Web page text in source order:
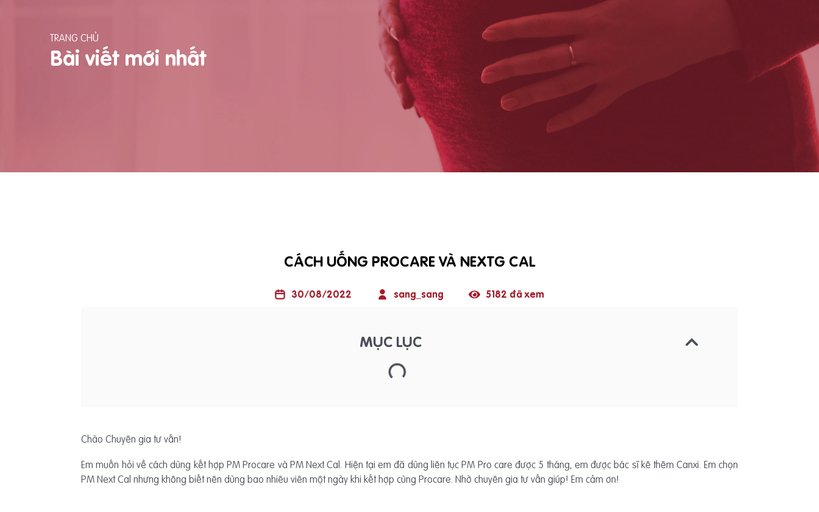
TRANG CHỦ
Bài viết mới nhất
CÁCH UỐNG PROCARE VÀ NEXTG CAL
30/08/2022 sang_sang 5182 đã xem
MỤC LỤC
Chào Chuyên gia tư vấn!
Em muốn hỏi về cách dùng kết hợp PM Procare và PM Next Cal. Hiện tại em đã dùng liên tục PM Pro care được 5 tháng, em được bác sĩ kê thêm Canxi. Em chọn
PM Next Cal nhưng không biết nên dùng bao nhiêu viên một ngày khi kết hợp cùng Procare. Nhờ chuyên gia tư vấn giúp! Em cảm ơn!